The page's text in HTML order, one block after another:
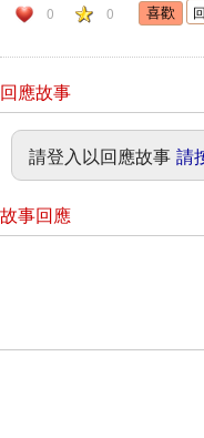
0 0
回應故事
請登入以回應故事 請
故事回應